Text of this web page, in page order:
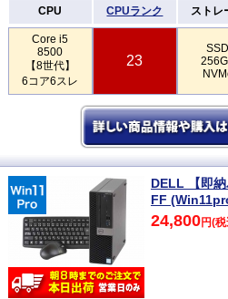
CPU CPUランク ストレ
Core i5
8500
【8世代】
6コア6スレ
23
SSD
DELL 【即
FF
24,800円(